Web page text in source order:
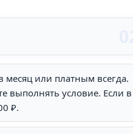
месяц или платным всегда.
выполнять условие. Если в
₽.